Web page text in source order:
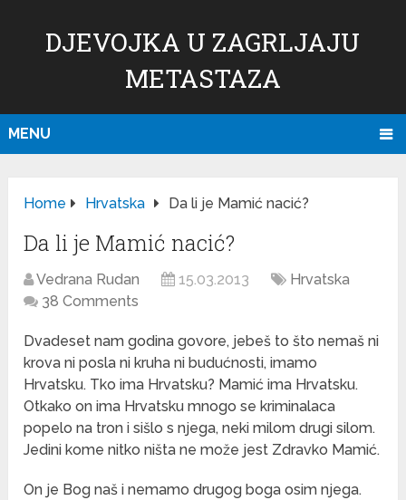
DJEVOJKA U ZAGRLJAJU
METASTAZA
MENU
Home Hrvatska Da li je Mamić nacić?
Da li je Mamić nacić?
Vedrana Rudan 15.03.2013
Hrvatska
38 Comments
Dvadeset nam godina govore, jebeš to što nemaš ni
krova ni posla ni kruha ni budućnosti, imamo
Hrvatsku. Tko ima Hrvatsku? Mamić ima Hrvatsku.
Otkako on ima Hrvatsku mnogo se kriminalaca
popelo na tron i sišlo s njega, neki milom drugi silom.
Jedini kome nitko ništa ne može jest Zdravko Mamić.
On je Bog naš i nemamo drugog boga osim njega.